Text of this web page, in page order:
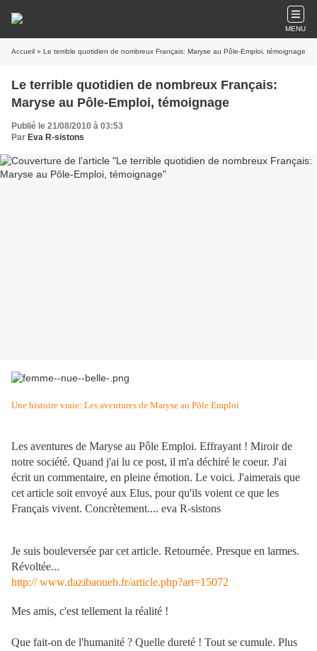
MENU
Accueil » Le terrible quotidien de nombreux Français: Maryse au Pôle-Emploi, témoignage
Le terrible quotidien de nombreux Français:
Maryse au Pôle-Emploi, témoignage
Publié le 21/08/2010 à 03:53
Par Eva R-sistons
Une histoire vraie: Les aventures de Maryse au Pôle Emploi
Les aventures de Maryse au Pôle Emploi. Effrayant ! Miroir de
notre société. Quand j'ai lu ce post, il m'a déchiré le coeur. J'ai
écrit un commentaire, en pleine émotion. Le voici. J'aimerais que
cet article soit envoyé aux Elus, pour qu'ils voient ce que les
Français vivent. Concrètement.... eva R-sistons
Je suis bouleversée par cet article. Retournée. Presque en larmes.
Révoltée...
http://www.dazibaoueb.fr/article.php?art=15072
Mes amis, c'est tellement la réalité !
Que fait-on de l'humanité ? Quelle dureté ! Tout se cumule. Plus